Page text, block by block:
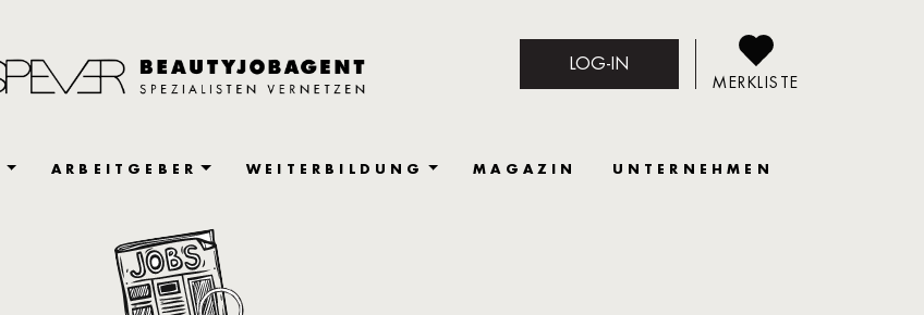
LOG-IN
MERKLISTE
ARBEITGEBER WEITERBILDUNG MAGAZIN UNTERNEHMEN